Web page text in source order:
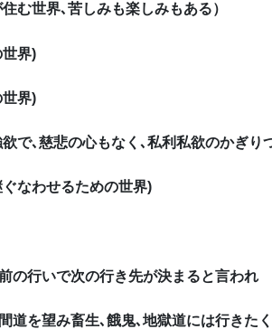
む世界､苦しみも楽しみもある）
界)
界)
で､慈悲の心もなく､私利私欲のかぎり
なわせるための世界)
の行いで次の行き先が決まると言われ
道を望み畜生､餓鬼､地獄道には行きた